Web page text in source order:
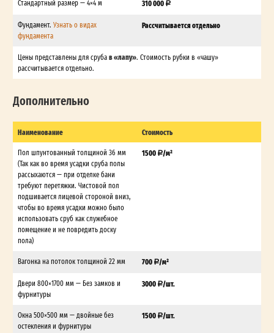
Стандартный размер — 4×4 м 310 000
Фундамент. Узнать о видах
фундамента
Рассчитывается отдельно
Цены представлены для срубав «лапу». Стоимость рубки в «чашу»
рассчитывается отдельно.
Дополнительно
Наименование Стоимость
Пол шпунтованный толщиной 36 мм
(Так как во время усадки сруба полы
рассыхаются — при отделке бани
требуют перетяжки. Чистовой пол
подшивается лицевой стороной вниз,
чтобы во время усадки можно было
использовать сруб как служебное
помещение и не повредить доску
пола)
1500 /м²
Вагонка на потолок толщиной 22 мм 700 /м²
Двери 800×1700 мм — Без замков и
фурнитуры
3000 /шт.
Окна 500×500 мм — двойные без
остекления и фурнитуры
1500 /шт.